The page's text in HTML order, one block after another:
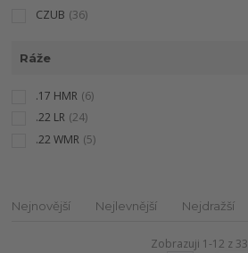
CZUB (36)
Ráže
.17 HMR (6)
.22 LR (24)
.22 WMR (5)
Nejnovější Nejlevnější Nejdražší
Zobrazuji 1-12 z 33